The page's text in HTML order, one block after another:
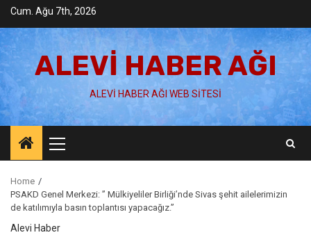
Skip
content
Cum. Ağu 7th, 2026
ALEVI HABER AĞI
ALEVI HABER AĞI WEB SITESI
Menu
Home
PSAKD Genel Merkezi: ” Mülkiyeliler Birliği’nde Sivas şehit ailelerimizin
de katılımıyla basın toplantısı yapacağız.”
Alevi Haber